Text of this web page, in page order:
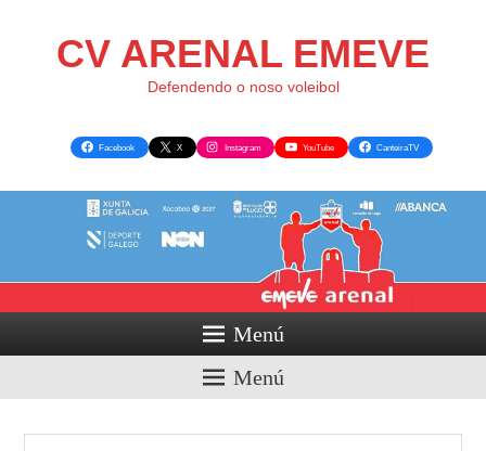
CV ARENAL EMEVE
Defendendo o noso voleibol
Facebook X Instagram YouTube CanteiraTV
Menú
Menú